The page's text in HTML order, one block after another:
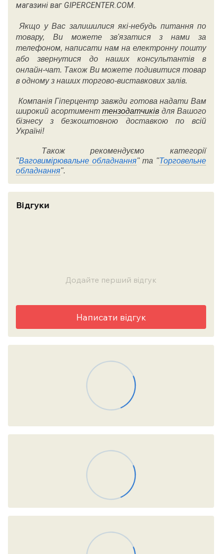
магазині ваг GIPERCENTER.COM.
Якщо у Вас залишилися які-небудь питання по
товару, Ви можете зв'язатися з нами за
телефоном, написати нам на електронну пошту
або звернутися до наших консультантів в
онлайн-чат. Також Ви можете подивитися товар
в одному з наших торгово-виставкових залів.
Компанія Гіперцентр завжди готова надати Вам
широкий асортимент тензодатчиків для Вашого
бізнесу з безкоштовною доставкою по всій
Україні!
Також рекомендуємо категорії
"Ваговимірювальне обладнання" та "Торговельне
обладнання".
Відгуки
Додайте перший відгук
Написати відгук